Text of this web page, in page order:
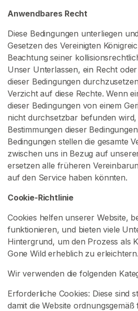
Anwendbares Recht
Diese Bedingungen unterliegen
Gesetzen des Vereinigten
Beachtung seiner
Unser Unterlassen, ein Recht
dieser Bedingungen
Verzicht auf diese Rechte. Wenn
dieser Bedingungen von einem
nicht durchsetzbar befunden
Bestimmungen dieser
Bedingungen stellen die gesamte
zwischen uns in Bezug auf
ersetzen alle früheren
auf den Service haben könnten.
Cookie-Richtlinie
Cookies helfen unserer Website,
funktionieren, und bieten viele
Hintergrund, um den Prozess als
Gone Wild erheblich zu erleichtern.
Wir verwenden die folgenden
Erforderliche Cookies: Diese sind
damit die Website
e
S
i
e
n
a
c
h
V
e
r
k
ä
u
f
r
n
I
n
a
l